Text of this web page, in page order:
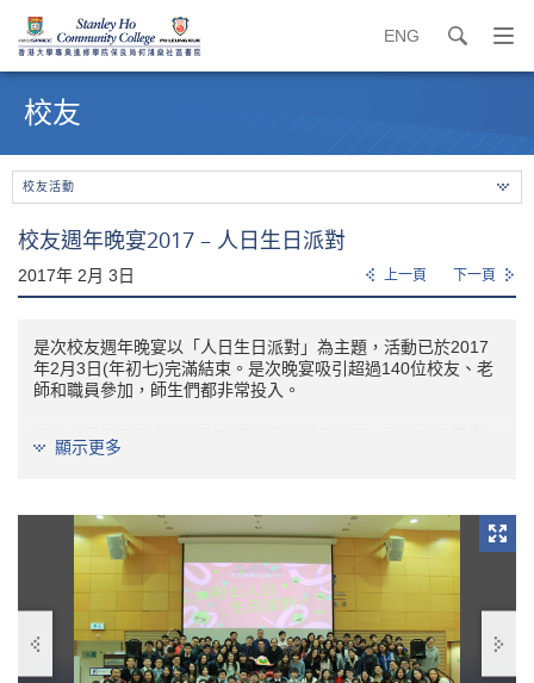
ENG search
打
開
始
校友
校友活動
校友週年晚宴2017 – 人日生日派對
2017年 2月 3日 上一頁 下一頁
是次校友週年晚宴以「人日生日派對」為主題，活動已於2017
年2月3日(年初七)完滿結束。是次晚宴吸引超過140位校友、老
師和職員參加，師生們都非常投入。
當晚大家更有機會品嚐到充滿特色的份子料理，真的充滿驚喜。
當晚更有豐富的活動，包括有獎問答遊戲及大抽獎環節等。
顯示更多